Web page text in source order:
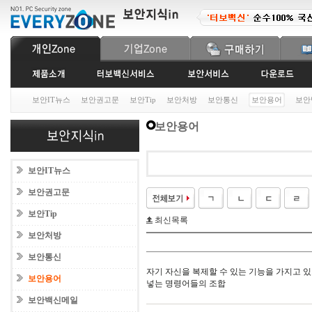
보안IT뉴스 보안권고문 보안Tip 보안처방 보안통신 보안용어 보
보안IT뉴스
보안권고문
보안Tip
보안처방
보안통신
보안용어
보안백신메일
보안용어
최신목록
자기 자신을 복제할 수 있는 기능을 가지고
넣는 명령어들의 조합